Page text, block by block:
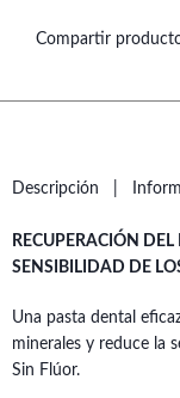
Compartir
Descripción
RECUPERACIÓN
SENSIBILIDAD DE
Una pasta dental
minerales y reduce la
Sin Flúor.